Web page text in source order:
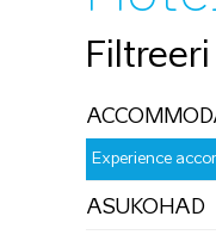
Filtreeri
Experience
ASUKOHAD